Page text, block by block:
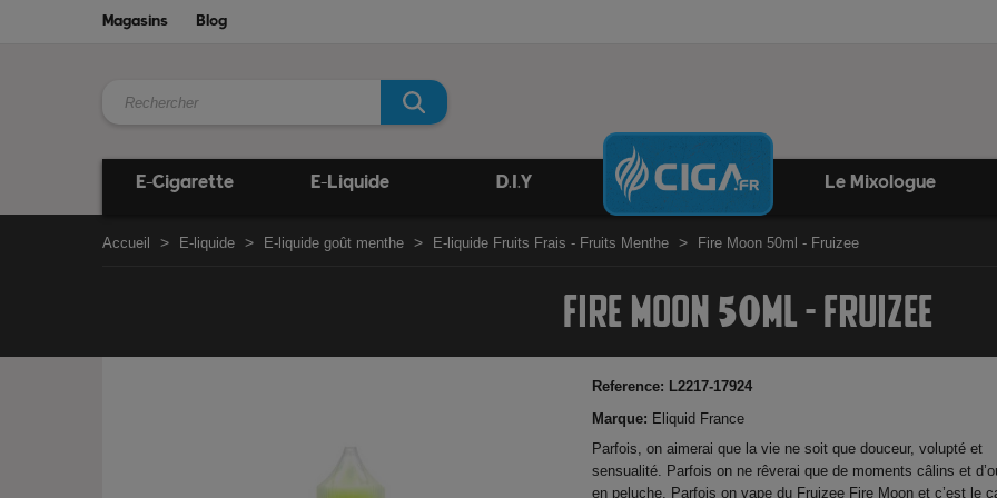
Magasins Blog
E-Cigarette E-Liquide D.I.Y Le Mixologue
Accueil E-liquide E-liquide goût menthe E-liquide Fruits Frais - Fruits Menthe Fire Moon 50ml - Fruizee
FIRE MOON 50ML - FRUIZEE
Reference: L2217-17924
Marque: Eliquid France
Parfois, on aimerai que la vie ne soit que douceur, volupté et
sensualité. Parfois on ne rêverai que de moments câlins et
en peluche. Parfois on vape du Fruizee Fire Moon et c’est le